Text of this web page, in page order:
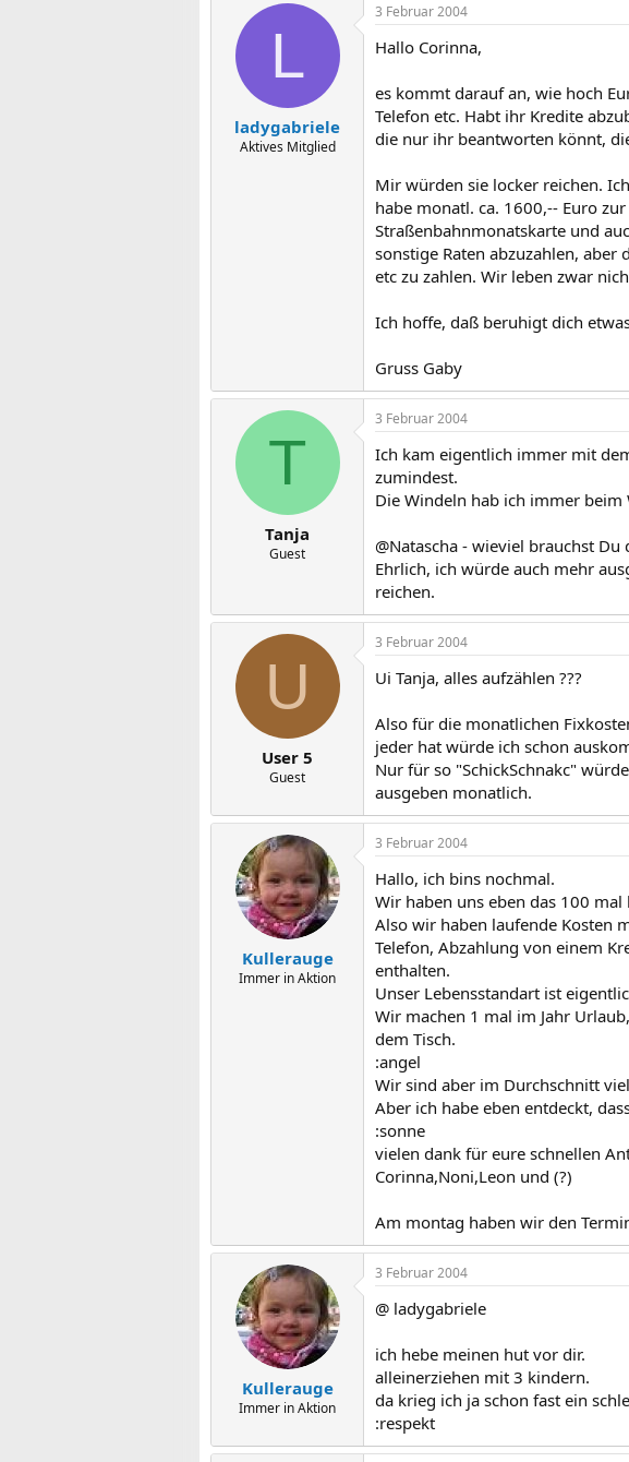
L
ladygabriele
Aktives Mitglied
3 Februar 2004
Hallo Corinna,
es kommt darauf an, wie hoch
Telefon etc. Habt ihr Kredite
die nur ihr beantworten könnt,
Mir würden sie locker reichen.
habe monatl. ca. 1600,-- Euro
Straßenbahnmonatskarte und
sonstige Raten abzuzahlen,
etc zu zahlen. Wir leben zwar
Ich hoffe, daß beruhigt dich
Gruss Gaby
T
Tanja
Guest
3 Februar 2004
Ich kam eigentlich immer mit
zumindest.
Die Windeln hab ich immer
@Natascha - wieviel brauchst
Ehrlich, ich würde auch mehr
reichen.
U
User 5
Guest
3 Februar 2004
Ui Tanja, alles aufzählen ???
Also für die monatlichen
jeder hat würde ich schon
Nur für so "SchickSchnakc"
ausgeben monatlich.
Kullerauge
Immer in Aktion
3 Februar 2004
Hallo, ich bins nochmal.
Wir haben uns eben das 100
Also wir haben laufende Kosten
Telefon, Abzahlung von einem
enthalten.
Unser Lebensstandart ist
Wir machen 1 mal im Jahr
dem Tisch.
:angel
Wir sind aber im Durchschnitt
Aber ich habe eben entdeckt,
:sonne
vielen dank für eure schnellen
Corinna,Noni,Leon und (?)
Am montag haben wir den
Kullerauge
Immer in Aktion
3 Februar 2004
@ ladygabriele
ich hebe meinen hut vor dir.
alleinerziehen mit 3 kindern.
da krieg ich ja schon fast ein
:respekt